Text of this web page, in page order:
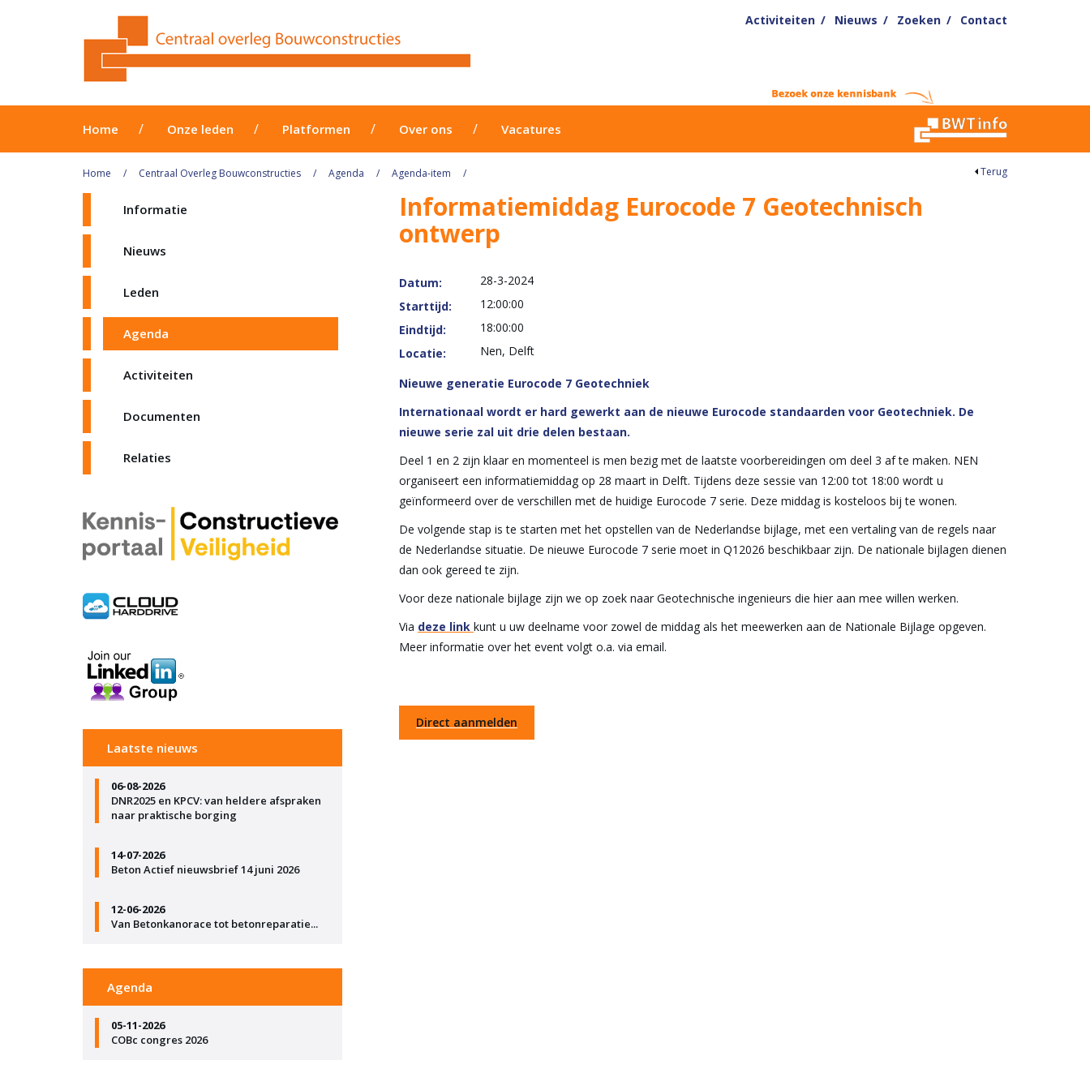
Activiteiten Nieuws Zoeken Contact
Home Onze leden Platformen Over ons Vacatures
Home Centraal Overleg Bouwconstructies Agenda Agenda-item Terug
Informatie
Nieuws
Leden
Agenda
Activiteiten
Documenten
Relaties
Laatste nieuws
06-08-2026
DNR2025 en KPCV: van heldere afspraken
naar praktische borging
14-07-2026
Beton Actief nieuwsbrief 14 juni 2026
12-06-2026
Van Betonkanorace tot betonreparatie...
Agenda
05-11-2026
COBc congres 2026
Informatiemiddag Eurocode 7 Geotechnisch
ontwerp
Datum:
28-3-2024
Starttijd:
12:00:00
Eindtijd:
18:00:00
Locatie:
Nen, Delft
Nieuwe generatie Eurocode 7 Geotechniek
Internationaal wordt er hard gewerkt aan de nieuwe Eurocode standaarden voor Geotechniek. De
nieuwe serie zal uit drie delen bestaan.
Deel 1 en 2 zijn klaar en momenteel is men bezig met de laatste voorbereidingen om deel 3 af te maken. NEN
organiseert een informatiemiddag op 28 maart in Delft. Tijdens deze sessie van 12:00 tot 18:00 wordt u
geïnformeerd over de verschillen met de huidige Eurocode 7 serie. Deze middag is kosteloos bij te wonen.
De volgende stap is te starten met het opstellen van de Nederlandse bijlage, met een vertaling van de regels naar
de Nederlandse situatie. De nieuwe Eurocode 7 serie moet in Q12026 beschikbaar zijn. De nationale bijlagen dienen
dan ook gereed te zijn.
Voor deze nationale bijlage zijn we op zoek naar Geotechnische ingenieurs die hier aan mee willen werken.
Via deze link kunt u uw deelname voor zowel de middag als het meewerken aan de Nationale Bijlage opgeven.
Meer informatie over het event volgt o.a. via email.
Direct aanmelden